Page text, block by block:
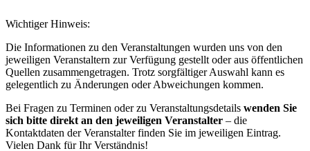
Wichtiger Hinweis:
Die Informationen zu den Veranstaltungen wurden uns von den
jeweiligen Veranstaltern zur Verfügung gestellt oder aus öffentlichen
Quellen zusammengetragen. Trotz sorgfältiger Auswahl kann es
gelegentlich zu Änderungen oder Abweichungen kommen.
Bei Fragen zu Terminen oder zu Veranstaltungsdetails wenden Sie
sich bitte direkt an den jeweiligen Veranstalter – die
Kontaktdaten der Veranstalter finden Sie im jeweiligen Eintrag.
Vielen Dank für Ihr Verständnis!